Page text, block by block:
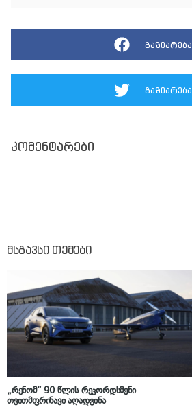
გაზიარება
გაზიარება
კომენტარები
მსგავსი თემები
„რენომ“ 90 წლის რეკორდსმენი
თვითმფრინავი აღადგინა